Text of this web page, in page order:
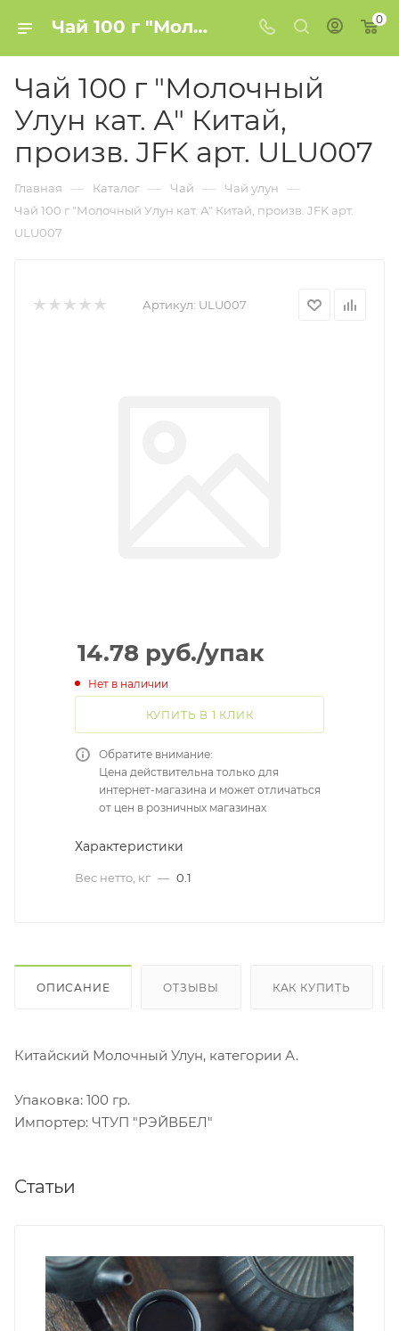
Чай 100 г "Молочный Улун кат. А" Китай, произв. JFK арт. ULU007 купить в Минске 0
Чай 100 г "Молочный
Улун кат. А" Китай,
произв. JFK арт. ULU007
Главная — Каталог — Чай — Чай улун —
Чай 100 г "Молочный Улун кат. А" Китай, произв. JFK арт.
ULU007
Артикул: ULU007
14.78 руб./упак
Нет в наличии
КУПИТЬ В 1 КЛИК
Обратите внимание:
Цена действительна только для
интернет-магазина и может отличаться
от цен в розничных магазинах
Характеристики
Вес нетто, кг — 0.1
ОПИСАНИЕ ОТЗЫВЫ КАК КУПИТЬ
Китайский Молочный Улун, категории А.
Упаковка: 100 гр.
Импортер: ЧТУП "РЭЙВБЕЛ"
Статьи